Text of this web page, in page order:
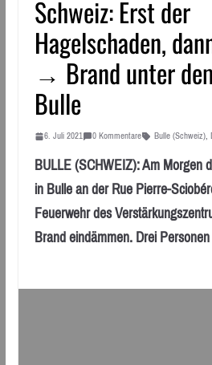
Schweiz: Erst der
Hagelschaden,
→ Brand unter
Bulle
6. Juli 2021 0 Kommentare Bulle (Schweiz),
BULLE (SCHWEIZ): Am Morgen
in Bulle an der Rue Pierre-
Feuerwehr des
Brand eindämmen. Drei